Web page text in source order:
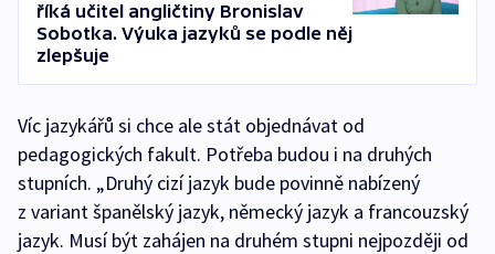
říká učitel angličtiny Bronislav
Sobotka. Výuka jazyků se podle něj
zlepšuje
Víc jazykářů si chce ale stát objednávat od
pedagogických fakult. Potřeba budou i na druhých
stupních. „Druhý cizí jazyk bude povinně nabízený
z variant španělský jazyk, německý jazyk a francouzský
jazyk. Musí být zahájen na druhém stupni nejpozději od